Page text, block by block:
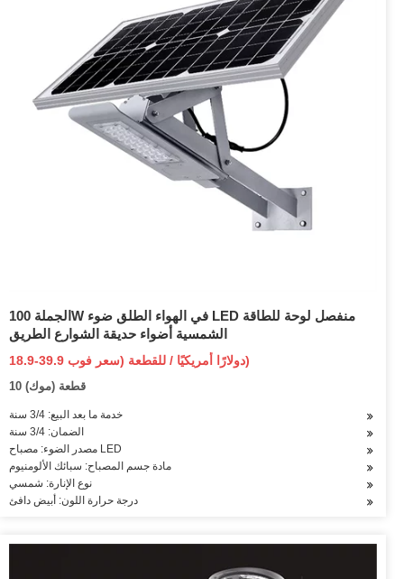
الجملة 100W في الهواء الطلق ضوء LED منفصل لوحة للطاقة
الشمسية أضواء حديقة الشوارع الطريق
18.9-39.9 دولارًا أمريكيًا / للقطعة (سعر فوب)
10 قطعة (موك)
خدمة ما بعد البيع: 3/4 سنة
الضمان: 3/4 سنة
مصدر الضوء: مصباح LED
مادة جسم المصباح: سبائك الألومنيوم
نوع الإنارة: شمسي
درجة حرارة اللون: أبيض دافئ